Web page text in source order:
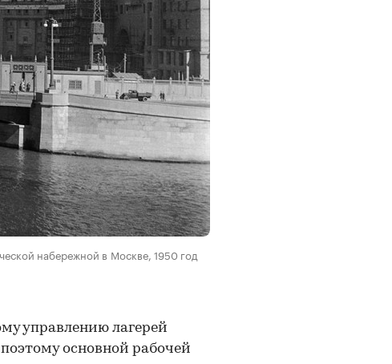
набережной в Москве, 1950 год
управлению лагерей
основной рабочей